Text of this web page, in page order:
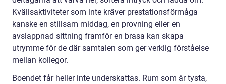
Kvällsaktiviteter som inte kräver prestationsförmåga
kanske en stillsam middag, en provning eller en
avslappnad sittning framför en brasa kan skapa
utrymme för de där samtalen som ger verklig förståelse
mellan kollegor.
Boendet får heller inte underskattas. Rum som är tysta,